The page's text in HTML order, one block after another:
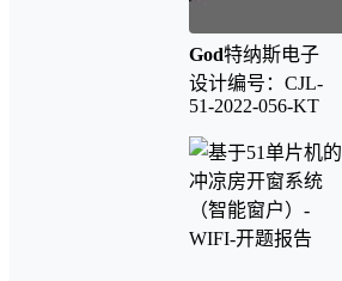
God特纳斯电子
设计编号：CJL-
51-2022-056-KT